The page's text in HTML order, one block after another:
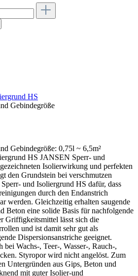
HS
Gebindegröße
Gebindegröße: 0,75l ~ 6,5m²
HS JANSEN Sperr- und
Isolierwirkung und perfekten
den Grundstein bei verschmutzen
und Isoliergrund HS dafür, dass
durch den Endanstrich
werden. Gleichzeitig erhalten saugende
Beton eine solide Basis für nachfolgende
Griffigkeitsmittel lässt sich die
und ist damit sehr gut als
Dispersionsanstriche geeignet.
Wachs-, Teer-, Wasser-, Rauch-,
Styropor wird nicht angelöst. Zum
Untergründen aus Gips, Beton und
mit guter Isolier-und